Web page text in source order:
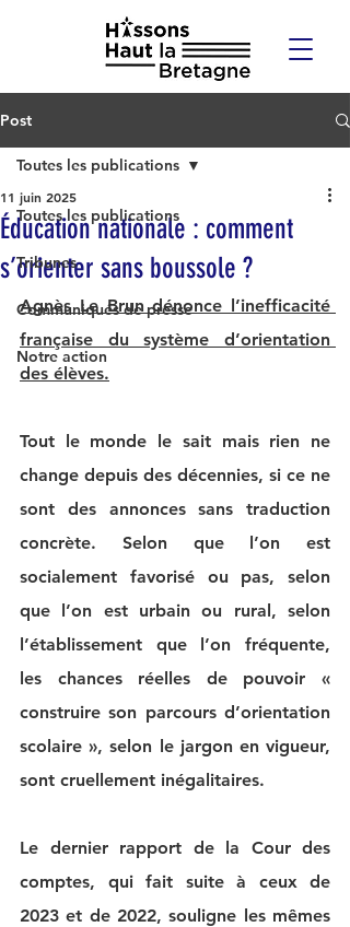
Post
Toutes les publications
Tribunes
Communiqués de presse
Notre action
Toutes les publications
Éducation nationale : comment
s’orienter sans boussole ?
11 juin 2025
Agnès Le Brun dénonce l’inefficacité
française du système d’orientation
des élèves.
Tout le monde le sait mais rien ne
change depuis des décennies, si ce ne
sont des annonces sans traduction
concrète. Selon que l’on est
socialement favorisé ou pas, selon
que l’on est urbain ou rural, selon
l’établissement que l’on fréquente,
les chances réelles de pouvoir «
construire son parcours d’orientation
scolaire », selon le jargon en vigueur,
sont cruellement inégalitaires.
Le dernier rapport de la Cour des
comptes, qui fait suite à ceux de
2023 et de 2022, souligne les mêmes